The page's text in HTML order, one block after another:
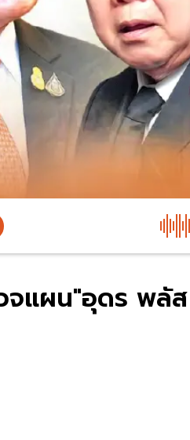
แผน"อุดร พลัส